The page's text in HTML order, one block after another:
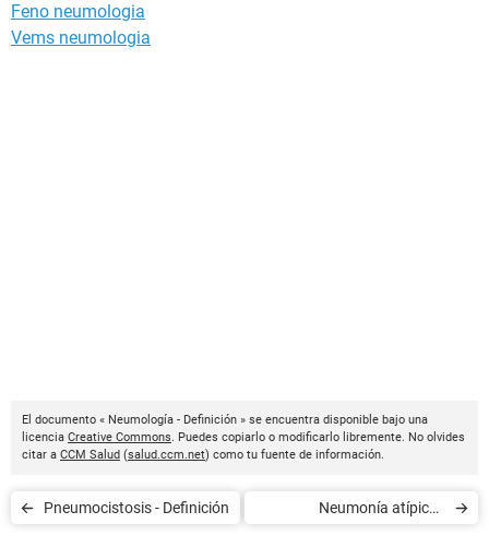
Feno neumologia
Vems neumologia
El documento « Neumología - Definición » se encuentra disponible bajo una
licencia Creative Commons. Puedes copiarlo o modificarlo libremente. No olvides
citar a CCM Salud (salud.ccm.net) como tu fuente de información.
Pneumocistosis - Definición
Neumonía atípica -